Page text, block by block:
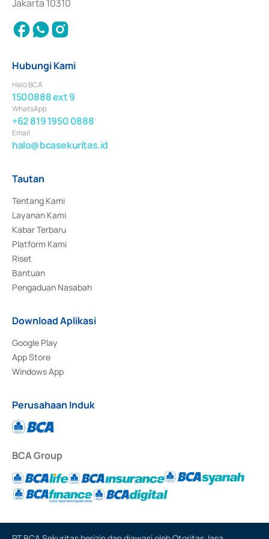
Jakarta 10310
Hubungi Kami
Halo BCA
1500888 ext 9
WhatsApp
+62 819 1950 0888
Email
halo@bcasekuritas.id
Tautan
Tentang Kami
Layanan Kami
Kabar Terbaru
Platform Kami
Riset
Bantuan
Pengaduan Nasabah
Download Aplikasi
Google Play
App Store
Windows App
Perusahaan Induk
BCA Group